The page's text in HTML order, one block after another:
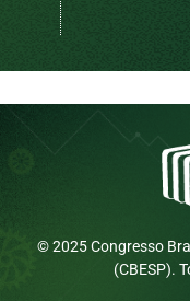
© 2025 Congresso
(CBESP).